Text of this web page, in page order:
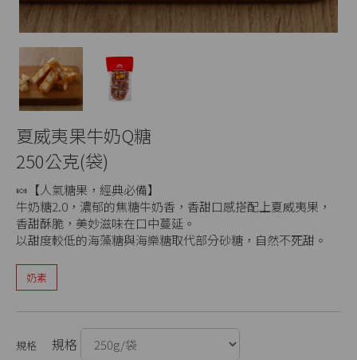
夏威夷果牛奶Q糖
250公克(袋)
🍬【人氣糖果，經典必備】
牛奶糖2.0，濃郁的焦糖牛奶香，香甜口感搭配上夏威夷果，
香甜酥脆，美妙滋味在口中蔓延。
以甜度較低的海藻糖與海樂糖取代部分砂糖，自然不死甜。
奶素
規格